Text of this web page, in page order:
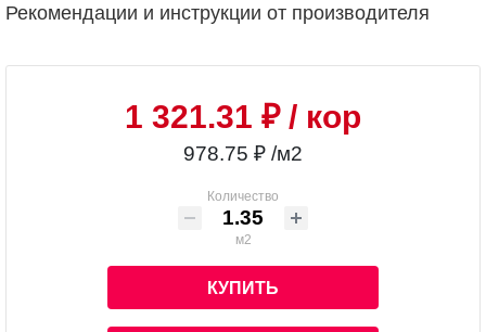
Рекомендации и инструкции от производителя
1 321.31 ₽/ кор
978.75 ₽ /м2
Количество
м2
КУПИТЬ